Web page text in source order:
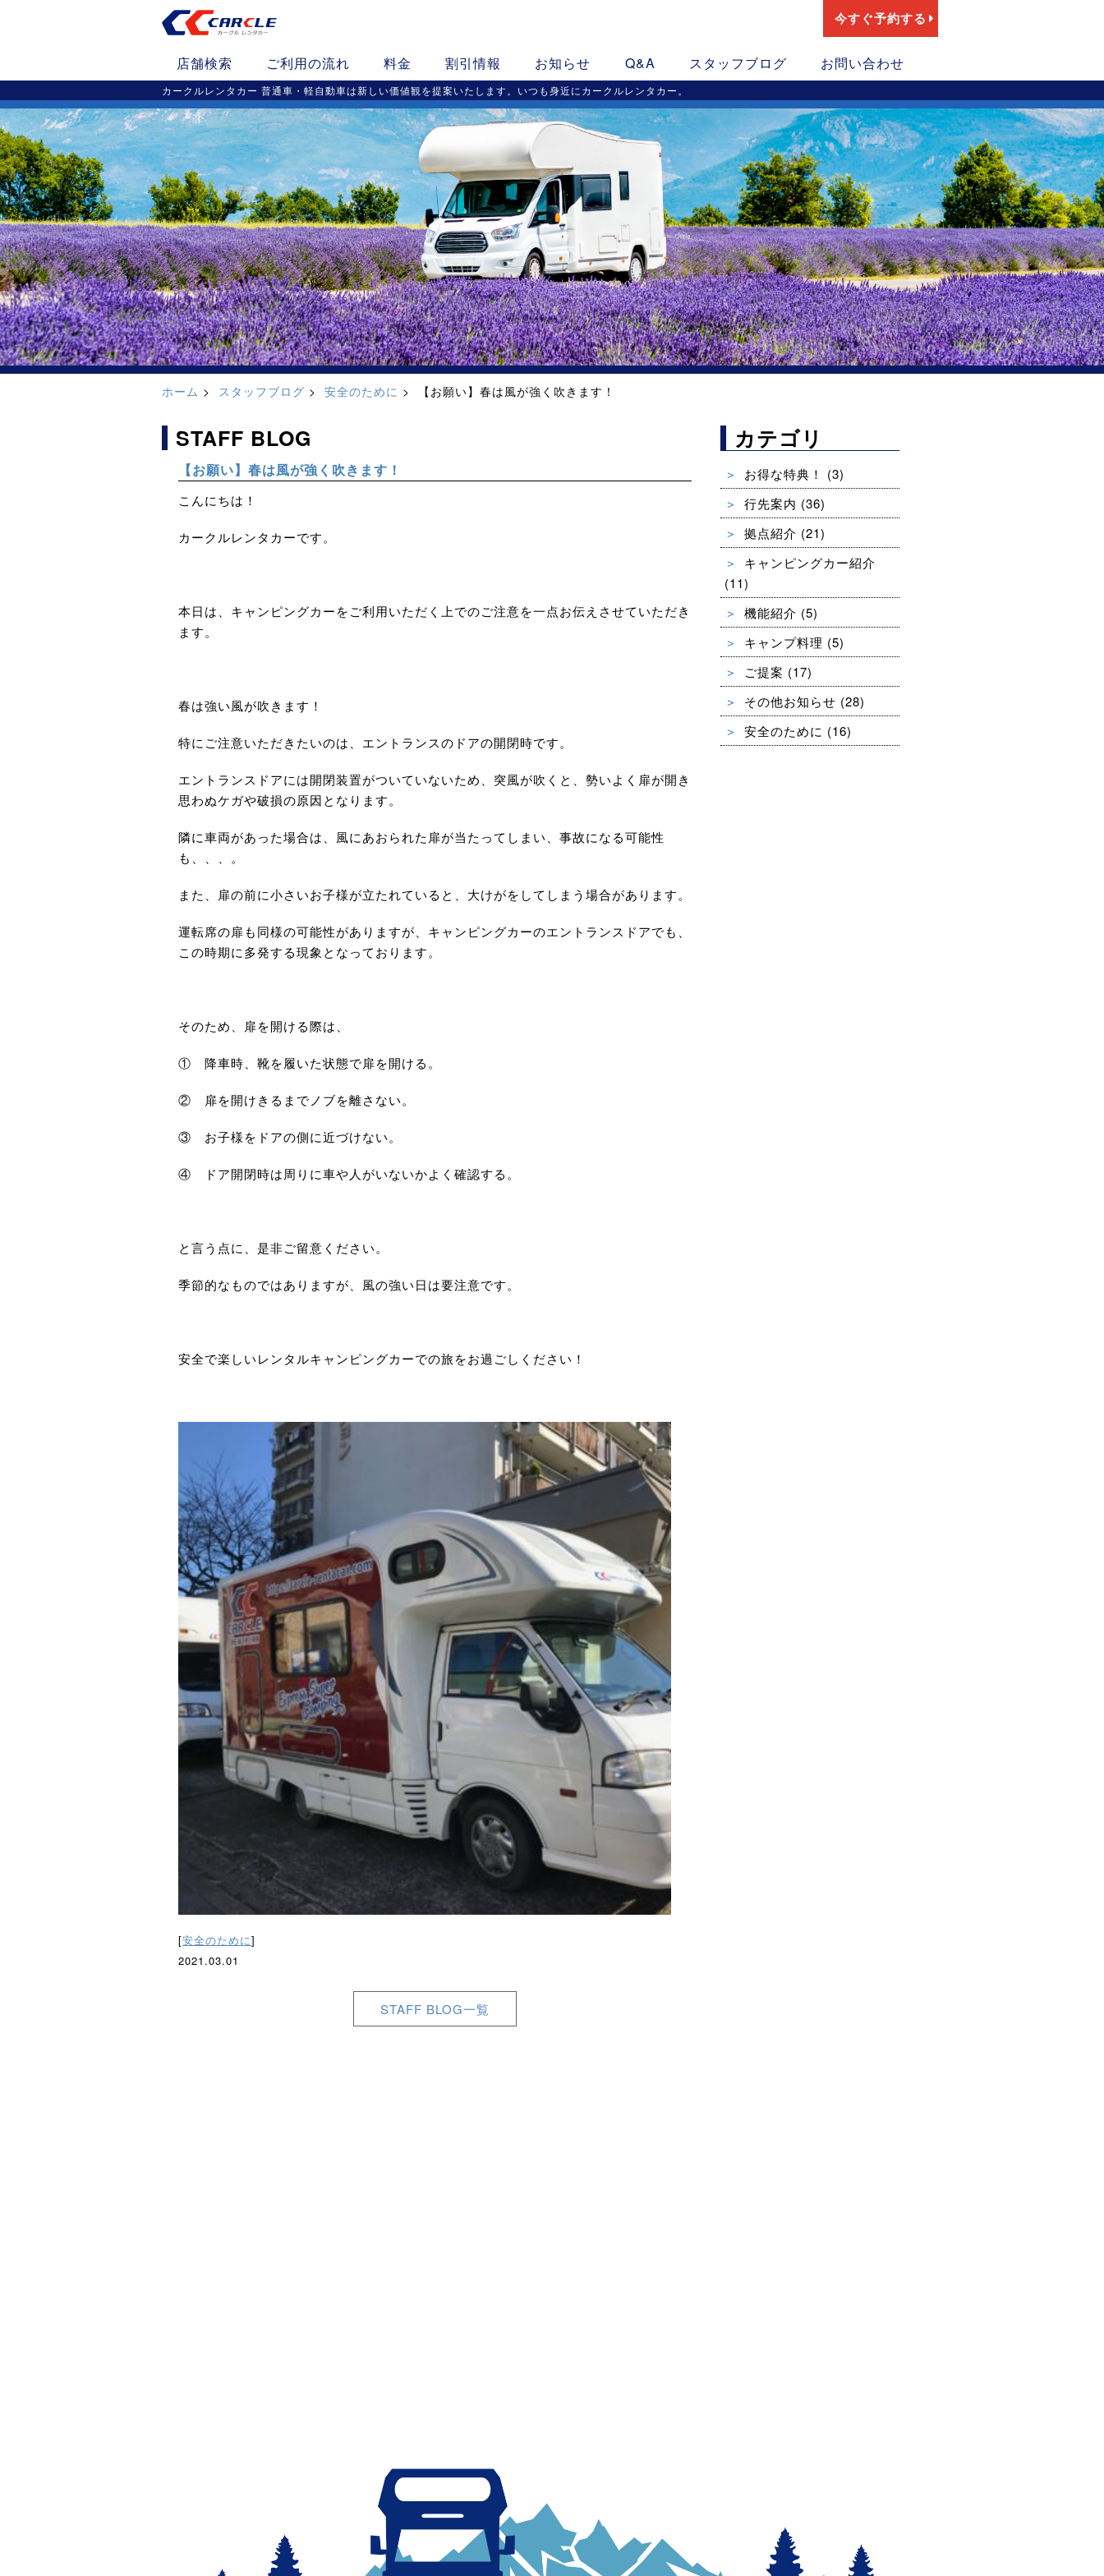
今すぐ予約する
店舗検索 ご利用の流れ 料金 割引情報 お知らせ Q&A スタッフブログ お問い合わせ
カークルレンタカー 普通車・軽自動車は新しい価値観を提案いたします。いつも身近にカークルレンタカー。
ホーム スタッフブログ 安全のために 【お願い】春は風が強く吹きます！
STAFF BLOG
【お願い】春は風が強く吹きます！
こんにちは！
カークルレンタカーです。
本日は、キャンピングカーをご利用いただく上でのご注意を一点お伝えさせていただき
ます。
春は強い風が吹きます！
特にご注意いただきたいのは、エントランスのドアの開閉時です。
エントランスドアには開閉装置がついていないため、突風が吹くと、勢いよく扉が開き
思わぬケガや破損の原因となります。
隣に車両があった場合は、風にあおられた扉が当たってしまい、事故になる可能性
も、、、。
また、扉の前に小さいお子様が立たれていると、大けがをしてしまう場合があります。
運転席の扉も同様の可能性がありますが、キャンピングカーのエントランスドアでも、
この時期に多発する現象となっております。
そのため、扉を開ける際は、
① 降車時、靴を履いた状態で扉を開ける。
② 扉を開けきるまでノブを離さない。
③ お子様をドアの側に近づけない。
④ ドア開閉時は周りに車や人がいないかよく確認する。
と言う点に、是非ご留意ください。
季節的なものではありますが、風の強い日は要注意です。
安全で楽しいレンタルキャンピングカーでの旅をお過ごしください！
[安全のために]
2021.03.01
STAFF BLOG一覧
カテゴリ
お得な特典！
(3)
行先案内 (36)
拠点紹介 (21)
キャンピングカー紹介
(11)
機能紹介 (5)
キャンプ料理 (5)
ご提案 (17)
その他お知らせ (28)
安全のために (16)